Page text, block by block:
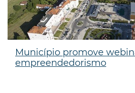
Município promove
empreendedorismo